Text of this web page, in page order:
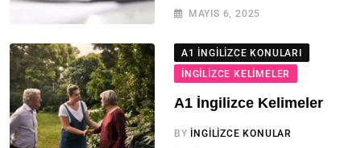
MAYIS 6, 2025
A1 İNGILIZCE KONULARI
İNGILIZCE KELIMELER
A1 İngilizce Kelimeler
BY
İNGILIZCE KONULAR